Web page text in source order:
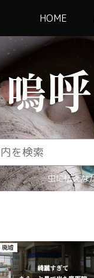
虫に怯えな
HOME
廃墟